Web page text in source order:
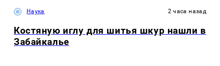
Наука 2 часа назад
Костяную иглу для шитья шкур нашли в
Забайкалье